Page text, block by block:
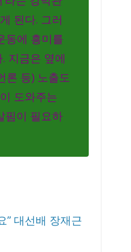
된다. 그러
동에 흥미를
지금은 옆에
론 등) 노출도
도와주는
핌이 필요하
” 대선배 장재근